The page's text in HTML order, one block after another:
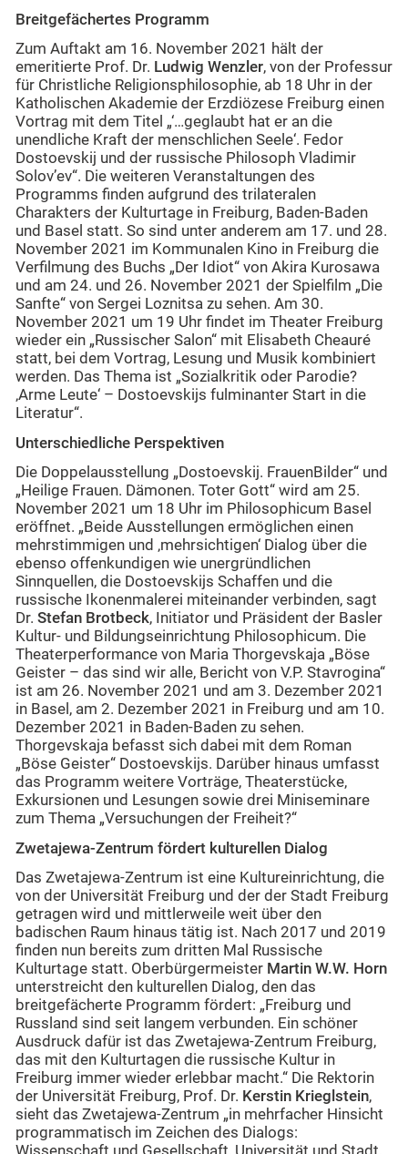
Breitgefächertes Programm
Zum Auftakt am 16. November 2021 hält der
emeritierte Prof. Dr. Ludwig Wenzler, von der Professur
für Christliche Religionsphilosophie, ab 18 Uhr in der
Katholischen Akademie der Erzdiözese Freiburg einen
Vortrag mit dem Titel „‘…geglaubt hat er an die
unendliche Kraft der menschlichen Seele‘. Fedor
Dostoevskij und der russische Philosoph Vladimir
Solov’ev“. Die weiteren Veranstaltungen des
Programms finden aufgrund des trilateralen
Charakters der Kulturtage in Freiburg, Baden-Baden
und Basel statt. So sind unter anderem am 17. und 28.
November 2021 im Kommunalen Kino in Freiburg die
Verfilmung des Buchs „Der Idiot“ von Akira Kurosawa
und am 24. und 26. November 2021 der Spielfilm „Die
Sanfte“ von Sergei Loznitsa zu sehen. Am 30.
November 2021 um 19 Uhr findet im Theater Freiburg
wieder ein „Russischer Salon“ mit Elisabeth Cheauré
statt, bei dem Vortrag, Lesung und Musik kombiniert
werden. Das Thema ist „Sozialkritik oder Parodie?
‚Arme Leute‘ – Dostoevskijs fulminanter Start in die
Literatur“.
Unterschiedliche Perspektiven
Die Doppelausstellung „Dostoevskij. FrauenBilder“ und
„Heilige Frauen. Dämonen. Toter Gott“ wird am 25.
November 2021 um 18 Uhr im Philosophicum Basel
eröffnet. „Beide Ausstellungen ermöglichen einen
mehrstimmigen und ‚mehrsichtigen‘ Dialog über die
ebenso offenkundigen wie unergründlichen
Sinnquellen, die Dostoevskijs Schaffen und die
russische Ikonenmalerei miteinander verbinden, sagt
Dr. Stefan Brotbeck, Initiator und Präsident der Basler
Kultur- und Bildungseinrichtung Philosophicum. Die
Theaterperformance von Maria Thorgevskaja „Böse
Geister – das sind wir alle, Bericht von V.P. Stavrogina“
ist am 26. November 2021 und am 3. Dezember 2021
in Basel, am 2. Dezember 2021 in Freiburg und am 10.
Dezember 2021 in Baden-Baden zu sehen.
Thorgevskaja befasst sich dabei mit dem Roman
„Böse Geister“ Dostoevskijs. Darüber hinaus umfasst
das Programm weitere Vorträge, Theaterstücke,
Exkursionen und Lesungen sowie drei Miniseminare
zum Thema „Versuchungen der Freiheit?“
Zwetajewa-Zentrum fördert kulturellen Dialog
Das Zwetajewa-Zentrum ist eine Kultureinrichtung, die
von der Universität Freiburg und der der Stadt Freiburg
getragen wird und mittlerweile weit über den
badischen Raum hinaus tätig ist. Nach 2017 und 2019
finden nun bereits zum dritten Mal Russische
Kulturtage statt. Oberbürgermeister Martin W.W. Horn
unterstreicht den kulturellen Dialog, den das
breitgefächerte Programm fördert: „Freiburg und
Russland sind seit langem verbunden. Ein schöner
Ausdruck dafür ist das Zwetajewa-Zentrum Freiburg,
das mit den Kulturtagen die russische Kultur in
Freiburg immer wieder erlebbar macht.“ Die Rektorin
der Universität Freiburg, Prof. Dr. Kerstin Krieglstein,
sieht das Zwetajewa-Zentrum „in mehrfacher Hinsicht
programmatisch im Zeichen des Dialogs: